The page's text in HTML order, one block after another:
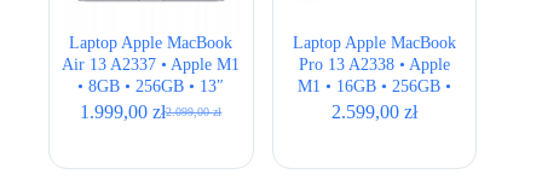
Laptop Apple MacBook
Air 13 A2337 • Apple M1
• 8GB • 256GB • 13″
Retina • Space Gray •
2.099,00zł
Pierwotna
wynosiła:
1.999,00zł
Aktualna
wynosi:
Laptop Apple MacBook
Pro 13 A2338 • Apple
M1 • 16GB • 256GB •
13,3″ Retina • Silver •
2.599,00 zł